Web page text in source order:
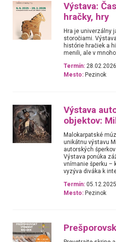
Výstava:
hračky, hry
Hra je univerzálny
storočiami.
histórie hračiek a
menili, ale v
Termín:
Mesto: Pezinok
Výstava
objektov:
Malokarpatské
unikátnu výstavu
autorských
Výstava ponúka
vnímanie šperku –
vyzýva diváka k
Termín:
Mesto: Pezinok